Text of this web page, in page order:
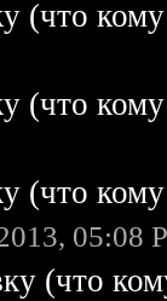
(что
(что
(что
05:08
(что